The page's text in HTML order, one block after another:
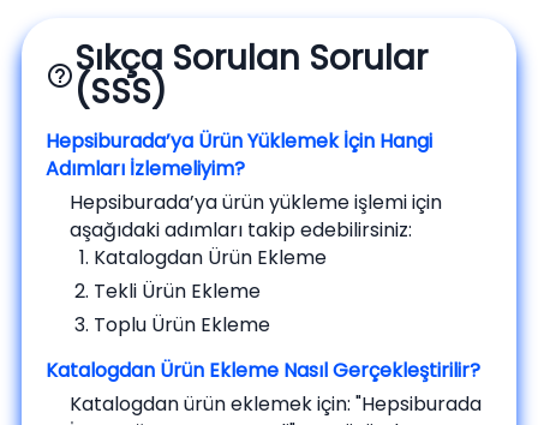
help_outlineSıkça Sorulan Sorular
(SSS)
Hepsiburada’ya Ürün Yüklemek İçin Hangi
Adımları İzlemeliyim?
Hepsiburada’ya ürün yükleme işlemi için
aşağıdaki adımları takip edebilirsiniz:
Katalogdan Ürün Ekleme
Tekli Ürün Ekleme
Toplu Ürün Ekleme
Katalogdan Ürün Ekleme Nasıl Gerçekleştirilir?
Katalogdan ürün eklemek için: "Hepsiburada